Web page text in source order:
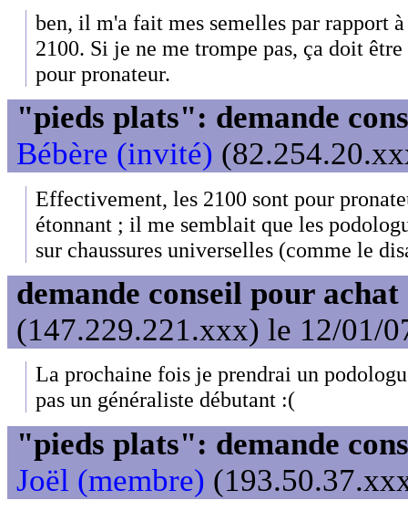
ben, il m'a fait mes semelles par rapport
2100. Si je ne me trompe pas, ça doit
pour pronateur.
"pieds plats": demande
Bébère (invité)
Effectivement, les 2100 sont pour
étonnant ; il me semblait que les
sur chaussures universelles (comme le
demande conseil pour achat
(147.229.221.xxx) le 12/01/
La prochaine fois je prendrai un
pas un généraliste débutant :(
"pieds plats": demande
Joël (membre)